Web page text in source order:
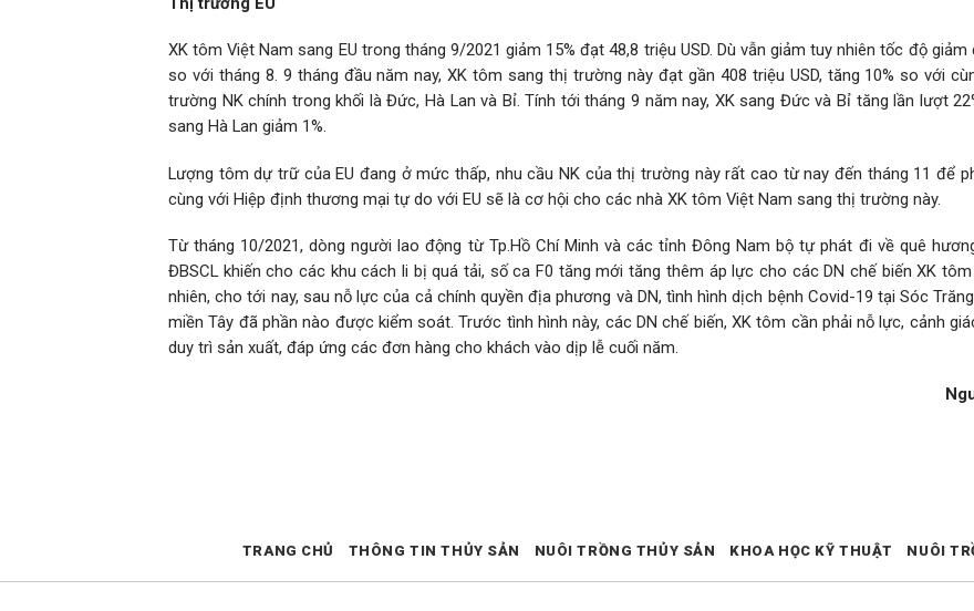
XK tôm Việt Nam sang EU trong tháng 9/2021 giảm 15% đạt 48,8 triệu USD. Dù vẫn giảm tuy nhiên tốc độ giảm
so với tháng 8. 9 tháng đầu năm nay, XK tôm sang thị trường này đạt gần 408 triệu USD, tăng 10% so với
trường NK chính trong khối là Đức, Hà Lan và Bỉ. Tính tới tháng 9 năm nay, XK sang Đức và Bỉ tăng lần lượt
sang Hà Lan giảm 1%.
Lượng tôm dự trữ của EU đang ở mức thấp, nhu cầu NK của thị trường này rất cao từ nay đến tháng 11 để
cùng với Hiệp định thương mại tự do với EU sẽ là cơ hội cho các nhà XK tôm Việt Nam sang thị trường này.
Từ tháng 10/2021, dòng người lao động từ Tp.Hồ Chí Minh và các tỉnh Đông Nam bộ tự phát đi về quê
ĐBSCL khiến cho các khu cách li bị quá tải, số ca F0 tăng mới tăng thêm áp lực cho các DN chế biến XK tôm
nhiên, cho tới nay, sau nỗ lực của cả chính quyền địa phương và DN, tình hình dịch bệnh Covid-19 tại Sóc
miền Tây đã phần nào được kiểm soát. Trước tình hình này, các DN chế biến, XK tôm cần phải nỗ lực, cảnh
duy trì sản xuất, đáp ứng các đơn hàng cho khách vào dịp lễ cuối năm.
TRANG CHỦ THÔNG TIN THỦY SẢN NUÔI TRỒNG THỦY SẢN KHOA HỌC KỸ THUẬT NUÔI